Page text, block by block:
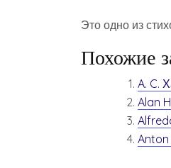
Это одно из
Похожие
A. C.
Alan
Anton